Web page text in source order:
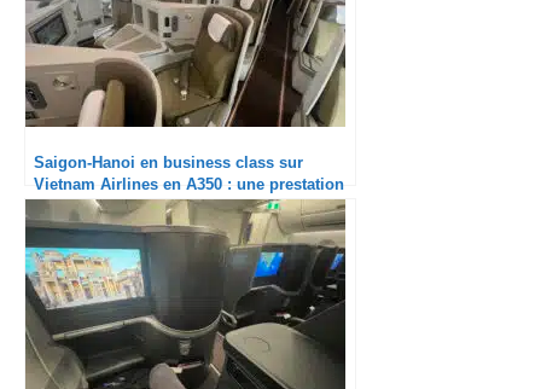
Saigon-Hanoi en business class sur
Vietnam Airlines en A350 : une prestation
très solide